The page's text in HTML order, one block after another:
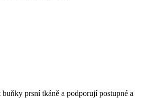
prsní tkáně a podporují postupné a